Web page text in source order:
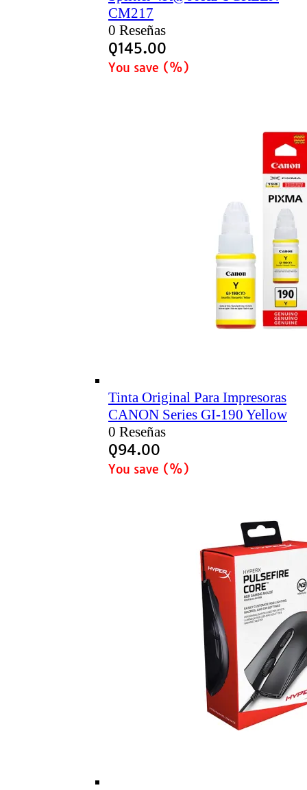
CM217
0 Reseñas
Q145.00
You save (%)
Tinta Original Para Impresoras
CANON Series GI-190 Yellow
0 Reseñas
Q94.00
You save (%)